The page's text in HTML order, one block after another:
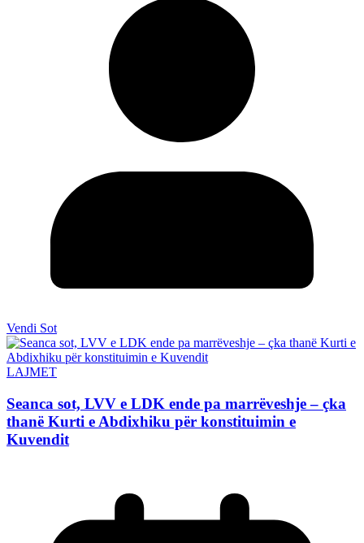
Vendi Sot
LAJMET
Seanca sot, LVV e LDK ende pa marrëveshje – çka
thanë Kurti e Abdixhiku për konstituimin e
Kuvendit